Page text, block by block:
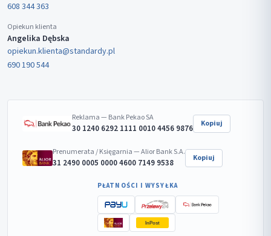
608 344 363
Opiekun klienta
Angelika Dębska
opiekun.klienta@standardy.pl
690 190 544
Reklama — Bank Pekao SA
30 1240 6292 1111 0010 4456 9876 Kopiuj
Prenumerata / Księgarnia — Alior Bank S.A.
31 2490 0005 0000 4600 7149 9538 Kopiuj
PŁATNOŚCI I WYSYŁKA
InPost